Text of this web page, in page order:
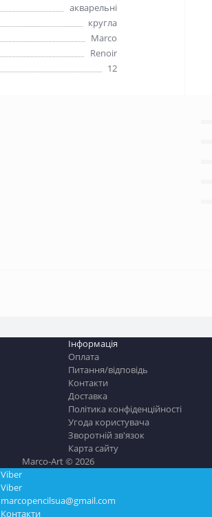
акварельні
кругла
Marco
Renoir
12
Інформація
Оплата
Питання/відповідь
Контакти
Доставка
Політика конфіденційності
Угода користувача
Зворотній зв'язок
Карта сайту
Marco-Art © 2026
Viber
Viber
marcopencilsua@gmail.com
Контакти